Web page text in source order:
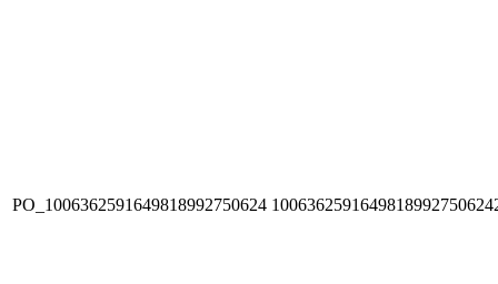
PO_1006362591649818992750624